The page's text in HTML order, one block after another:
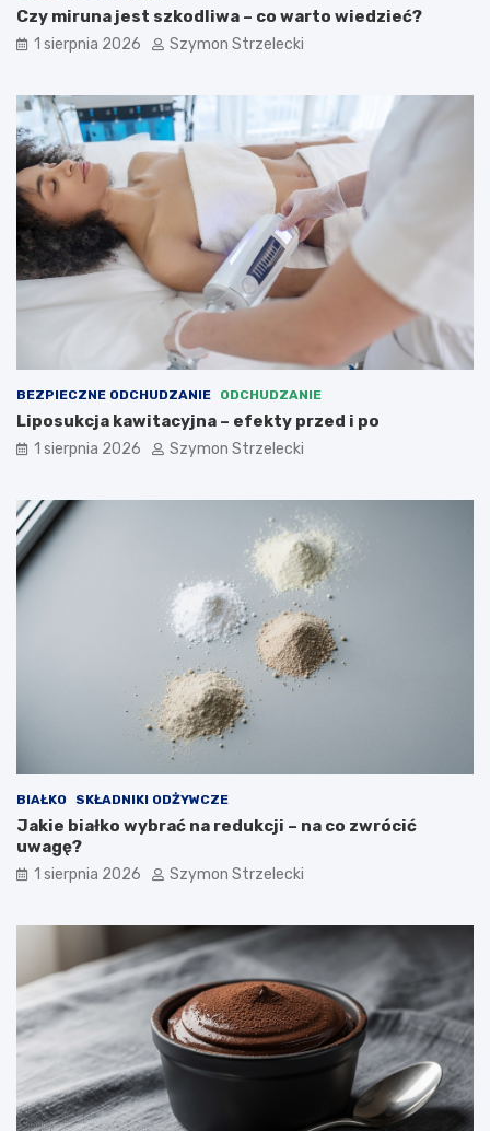
Czy miruna jest szkodliwa – co warto wiedzieć?
1 sierpnia 2026 Szymon Strzelecki
BEZPIECZNE ODCHUDZANIE ODCHUDZANIE
Liposukcja kawitacyjna – efekty przed i po
1 sierpnia 2026 Szymon Strzelecki
BIAŁKO SKŁADNIKI ODŻYWCZE
Jakie białko wybrać na redukcji – na co zwrócić
uwagę?
1 sierpnia 2026 Szymon Strzelecki